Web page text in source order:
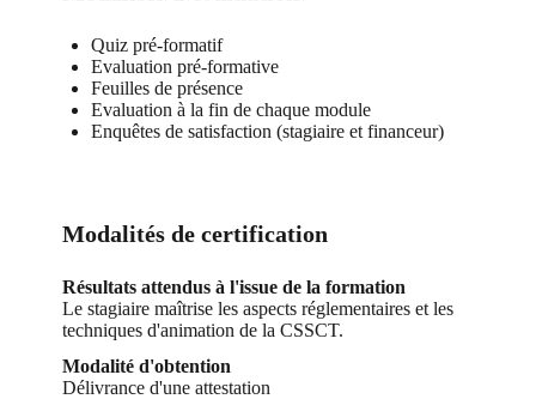
Quiz pré-formatif
Evaluation pré-formative
Feuilles de présence
Evaluation à la fin de chaque module
Enquêtes de satisfaction (stagiaire et financeur)
Modalités de certification
Résultats attendus à l'issue de la formation
Le stagiaire maîtrise les aspects réglementaires et les
techniques d'animation de la CSSCT.
Modalité d'obtention
Délivrance d'une attestation